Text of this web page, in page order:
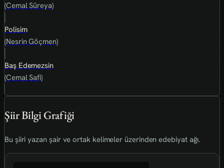
(Cemal Süreya)
Polisim
(Nesrin Göçmen)
Baş Edemezsin
(Cemal Safi)
Şiir Bilgi Grafiği
Bu şiiri yazan şair ve ortak kelimeler üzerinden edebiyat ağı.